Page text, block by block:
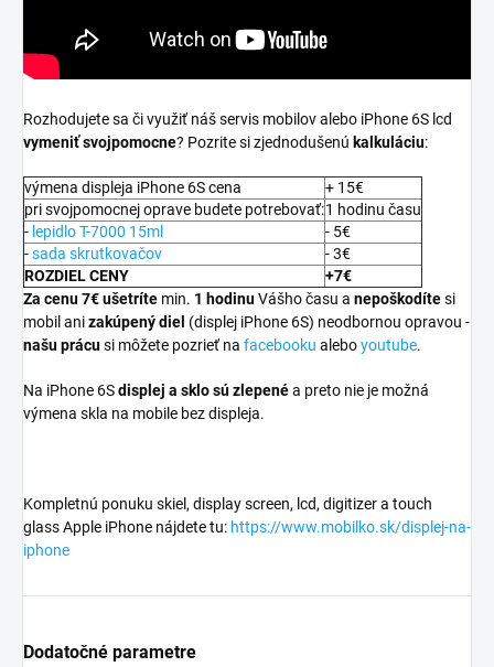
Rozhodujete sa či využiť náš servis mobilov alebo iPhone 6S lcd
vymeniť svojpomocne? Pozrite si zjednodušenú kalkuláciu:
výmena displeja iPhone 6S cena
+ 15€
pri svojpomocnej oprave budete potrebovať:1 hodinu času
- lepidlo T-7000 15ml
- 5€
-sada skrutkovačov
- 3€
ROZDIEL CENY
+7€
Za cenu 7€ ušetríte min. 1 hodinuVášho času a nepoškodítesi
mobil anizakúpený diel (displej iPhone 6S) neodbornou opravou -
našu prácusi môžete pozrieť na facebooku aleboyoutube.
Na iPhone 6Sdisplej a sklo sú zlepenéa preto nie je možná
výmena skla na mobile bez displeja.
Kompletnú ponuku skiel, display screen, lcd, digitizer a touch
glass Apple iPhone nájdete tu: https://www.mobilko.sk/displej-na-
iphone
Dodatočné parametre